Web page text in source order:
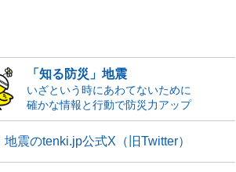
「知る防災」地震
いざという時にあわてないために
確かな情報と行動で防災力アップ
地震のtenki.jp公式X（旧Twitter）